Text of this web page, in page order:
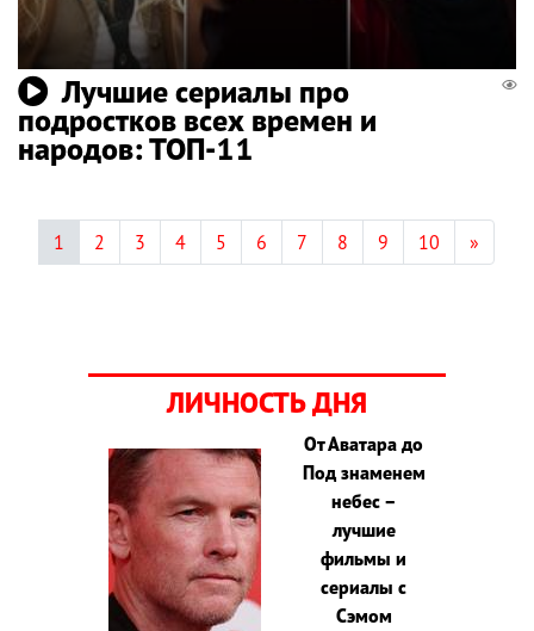
Лучшие сериалы про
подростков всех времен и
народов: ТОП-11
1 2 3 4 5 6 7 8 9 10 »
ЛИЧНОСТЬ ДНЯ
От Аватара до
Под знаменем
небес –
лучшие
фильмы и
сериалы с
Сэмом